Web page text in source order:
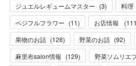
ジュエルレギュームマスター (3) 料理
ベジフルフラワー (11) お店情報 (111
果物のお話 (128) 野菜のお話 (92)
麻里布salon情報 (129) 野菜ソムリエ